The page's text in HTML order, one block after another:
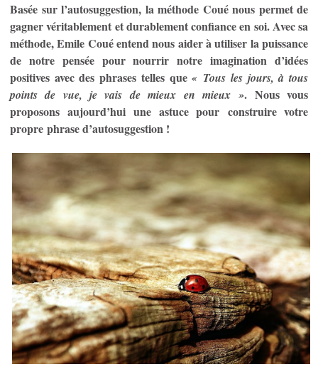
Basée sur l’autosuggestion, la méthode Coué nous permet de
gagner véritablement et durablement confiance en soi. Avec sa
méthode, Emile Coué entend nous aider à utiliser la puissance
de notre pensée pour nourrir notre imagination d’idées
positives avec des phrases telles que« Tous les jours, à tous
points de vue, je vais de mieux en mieux ». Nous vous
proposons aujourd’hui une astuce pour construire votre
propre phrase d’autosuggestion !